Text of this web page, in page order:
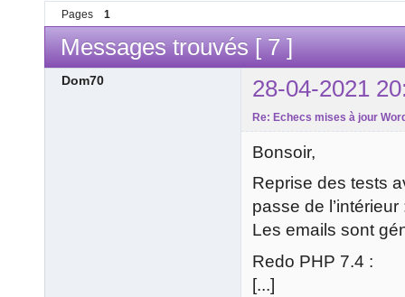
Pages 1
Messages trouvés [ 7 ]
Dom70 28-04-2021
Re: Echecs mises à jour
Bonsoir,
Reprise des tests
passe de
Les emails sont
Redo PHP 7.4 :
[...]